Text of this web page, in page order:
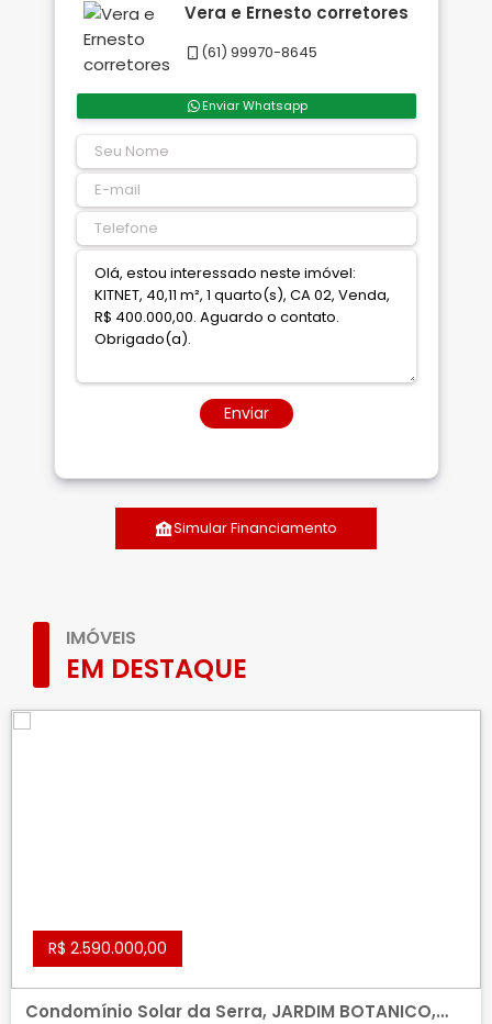
Vera e Ernesto corretores
(61) 99970-8645
Enviar Whatsapp
Enviar
Simular Financiamento
IMÓVEIS
EM DESTAQUE
R$ 2.590.000,00
Condomínio Solar da Serra, JARDIM BOTANICO,